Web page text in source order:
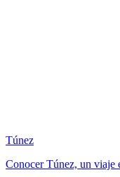
Túnez
Conocer Túnez, un viaje